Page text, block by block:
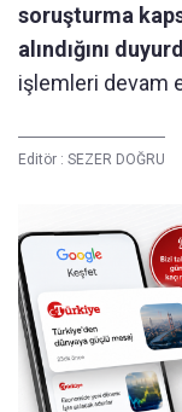
soruşturma
alındığını
işlemleri devam
Editör : SEZER DOĞRU